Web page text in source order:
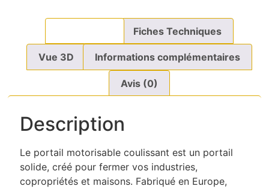
Fiches Techniques
Vue 3D Informations complémentaires
Avis (0)
Description
Le portail motorisable coulissant est un portail
solide, créé pour fermer vos industries,
copropriétés et maisons. Fabriqué en Europe,